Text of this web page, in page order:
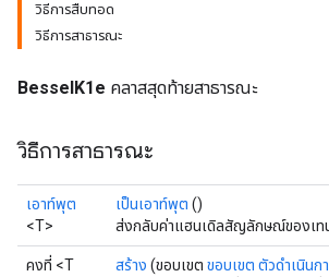
วิธีการสืบทอด
วิธีการสาธารณะ
BesselK1e คลาสสุดท้ายสาธารณะ
วิธีการสาธารณะ
เอาท์พุต
<T>
เป็นเอาท์พุต ()
ส่งกลับค่าแฮนเดิลสัญลักษณ์ของเท
คงที่ <T
สร้าง (ขอบเขต ขอบเขต ตัวดำเนินก